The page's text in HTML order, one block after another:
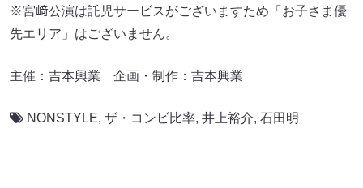
※宮﨑公演は託児サービスがございますため「お子さま優
先エリア」はございません。
主催：吉本興業 企画・制作：吉本興業
NONSTYLE, ザ・コンビ比率, 井上裕介, 石田明